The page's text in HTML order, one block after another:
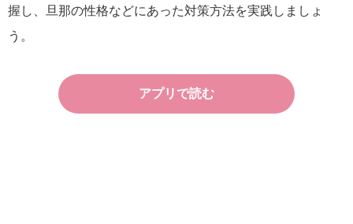
握し、旦那の性格などにあった対策方法を実践しましょ
う。
アプリで読む